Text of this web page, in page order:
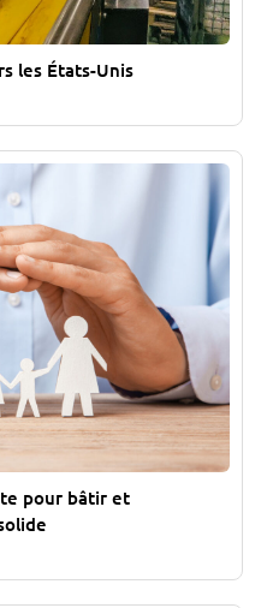
les États-Unis
pour bâtir et